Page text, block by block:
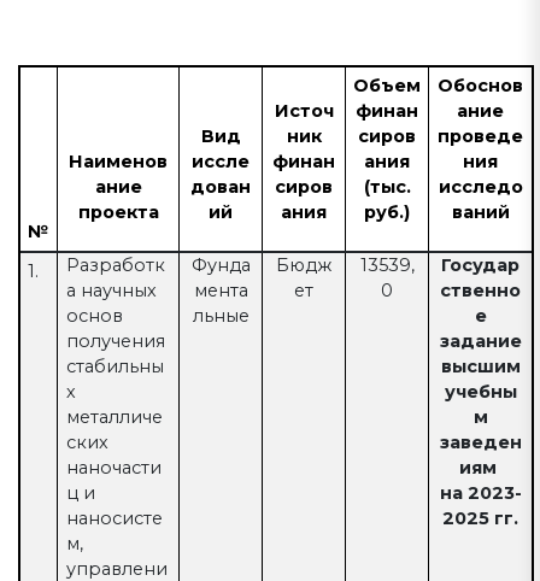
№
Наименов
ание
проекта
Вид
иссле
дован
ий
Источ
ник
финан
сиров
ания
Объем
финан
сиров
ания
(тыс.
руб.)
Обоснов
ание
проведе
ния
исследо
ваний
1.
Разработк
а научных
основ
получения
стабильны
х
металличе
ских
наночасти
ц и
наносисте
м,
управлени
Фунда
мента
льные
Бюдж
ет
13539,
0
Государ
ственно
е
задание
высшим
учебны
м
заведен
иям
на 2023-
2025 гг.